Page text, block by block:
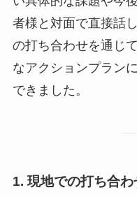
者様と対面で直接話
の打ち合わせを通じ
なアクションプラン
できました。
1. 現地での打ち合